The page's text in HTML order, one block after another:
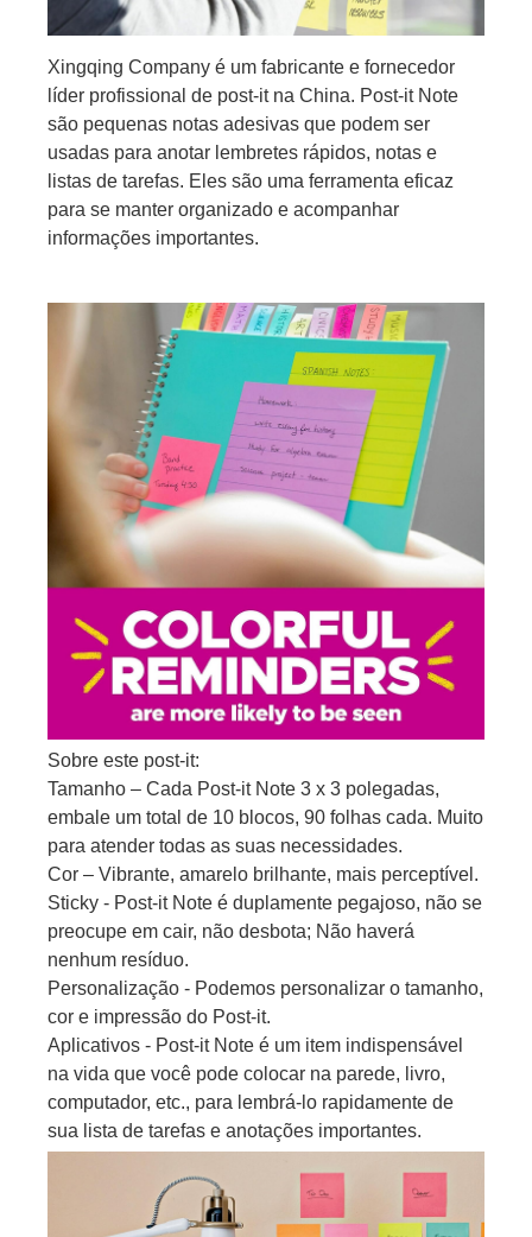
Xingqing Company é um fabricante e fornecedor
líder profissional de post-it na China. Post-it Note
são pequenas notas adesivas que podem ser
usadas para anotar lembretes rápidos, notas e
listas de tarefas. Eles são uma ferramenta eficaz
para se manter organizado e acompanhar
informações importantes.
Sobre este post-it:
Tamanho – Cada Post-it Note 3 x 3 polegadas,
embale um total de 10 blocos, 90 folhas cada. Muito
para atender todas as suas necessidades.
Cor – Vibrante, amarelo brilhante, mais perceptível.
Sticky - Post-it Note é duplamente pegajoso, não se
preocupe em cair, não desbota; Não haverá
nenhum resíduo.
Personalização - Podemos personalizar o tamanho,
cor e impressão do Post-it.
Aplicativos - Post-it Note é um item indispensável
na vida que você pode colocar na parede, livro,
computador, etc., para lembrá-lo rapidamente de
sua lista de tarefas e anotações importantes.